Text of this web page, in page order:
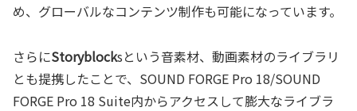
め、グローバルなコンテンツ制作も可能になっています。
さらにStoryblocksという音素材、動画素材のライブラリ
とも提携したことで、SOUND FORGE Pro 18/SOUND
FORGE Pro 18 Suite内からアクセスして膨大なライブラ